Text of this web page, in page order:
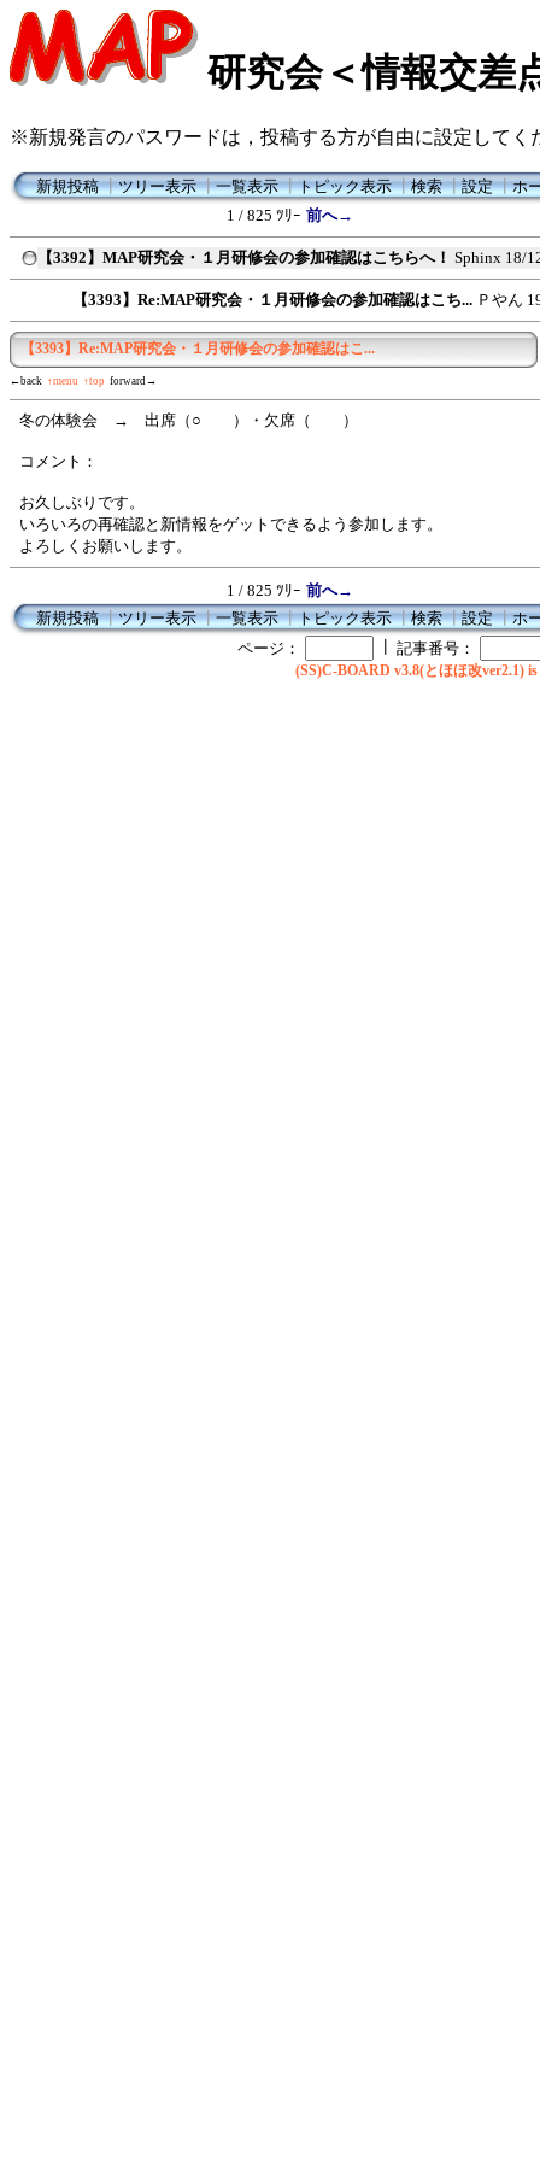
研究会＜情報交差
※新規発言のパスワードは，投稿する方が自由に設定してく
新規投稿┃ツリー表示┃一覧表示┃トピック表示┃検索┃設定┃ホ
1 / 825 ﾂﾘｰ 前へ→
【3392】MAP研究会・１月研修会の参加確認はこちらへ！ Sphinx 18/
【3393】Re:MAP研究会・１月研修会の参加確認はこち... Ｐやん
【3393】Re:MAP研究会・１月研修会の参加確認はこ...
←back ↑menu ↑top forward→
冬の体験会 → 出席（○ ）・欠席（ ）
コメント：
お久しぶりです。
いろいろの再確認と新情報をゲットできるよう参加します。
よろしくお願いします。
1 / 825 ﾂﾘｰ 前へ→
新規投稿┃ツリー表示┃一覧表示┃トピック表示┃検索┃設定┃ホ
ページ：
記事番号：
(SS)C-BOARD v3.8(とほほ改ver2.1) is